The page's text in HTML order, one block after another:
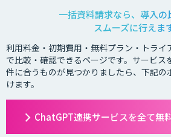
一括資料請求なら、導入の
スムーズに行えま
利用料金・初期費用・無料プラン・トラ
で比較・確認できるページです。サービス
件に合うものが見つかりましたら、下記の
けます。
ChatGPT連携サービスを全て無